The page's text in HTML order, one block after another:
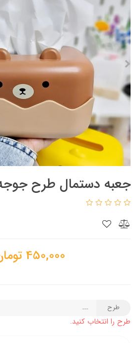
جعبه دستمال طرح
450,000
طرح
طرح را انتخاب کنید.